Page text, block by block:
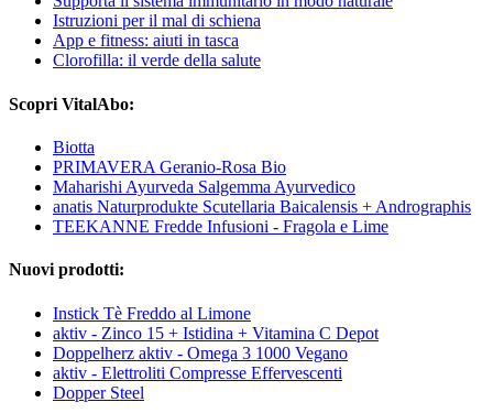
Istruzioni per il mal di schiena
App e fitness: aiuti in tasca
Clorofilla: il verde della salute
Scopri VitalAbo:
Biotta
PRIMAVERA Geranio-Rosa Bio
Maharishi Ayurveda Salgemma Ayurvedico
anatis Naturprodukte Scutellaria Baicalensis + Andrographis
TEEKANNE Fredde Infusioni - Fragola e Lime
Nuovi prodotti:
Instick Tè Freddo al Limone
aktiv - Zinco 15 + Istidina + Vitamina C Depot
Doppelherz aktiv - Omega 3 1000 Vegano
aktiv - Elettroliti Compresse Effervescenti
Dopper Steel